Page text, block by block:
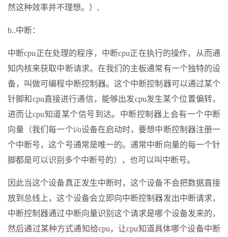
然这种效率并不理想。）,
b..中断：
中断cpu正在处理的程序，中断cpu正在执行的操作，从而通
知内核来获取中断请求。在我们的主板通常有一个独特的设
备，叫做可编程中断控制器。这个中断控制器可以通过某个
针脚和cpu直接进行通信，能够出发cpu发生某个位置偏转，
进而让cpu知道某个信号到达。中断控制器上会有一个中断
向量（我们每一个i/o设备在启动时，要想中断控制器注册一
个中断号，这个号通常是唯一的。通常中断向量的每一个针
脚都是可以识别多个中断号的），也可以叫中断号。
因此当这个设备真正发生中断时，这个设备不会把数据直接
放到总线上，这个设备会立即向中断控制器发出中断请求，
中断控制器通过中断向量识别这个请求是哪个设备发来的，
然后通过某种方式通知给cpu，让cpu知道具体哪个设备中断